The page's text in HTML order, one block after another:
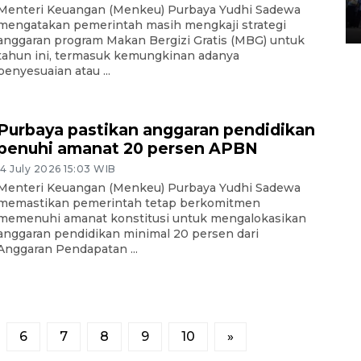
Keuangan (Menkeu) Purbaya Yudhi Sadewa
pemerintah masih mengkaji strategi
program Makan Bergizi Gratis (MBG) untuk
ini, termasuk kemungkinan adanya
atau ...
pastikan anggaran pendidikan
amanat 20 persen APBN
July 2026 15:03 WIB
Keuangan (Menkeu) Purbaya Yudhi Sadewa
pemerintah tetap berkomitmen
amanat konstitusi untuk mengalokasikan
pendidikan minimal 20 persen dari
Pendapatan ...
6 7 8 9 10 »
05 August 2026 10:35 WIB